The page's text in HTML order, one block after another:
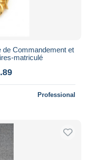
de Commandement et
matriculé
Professional